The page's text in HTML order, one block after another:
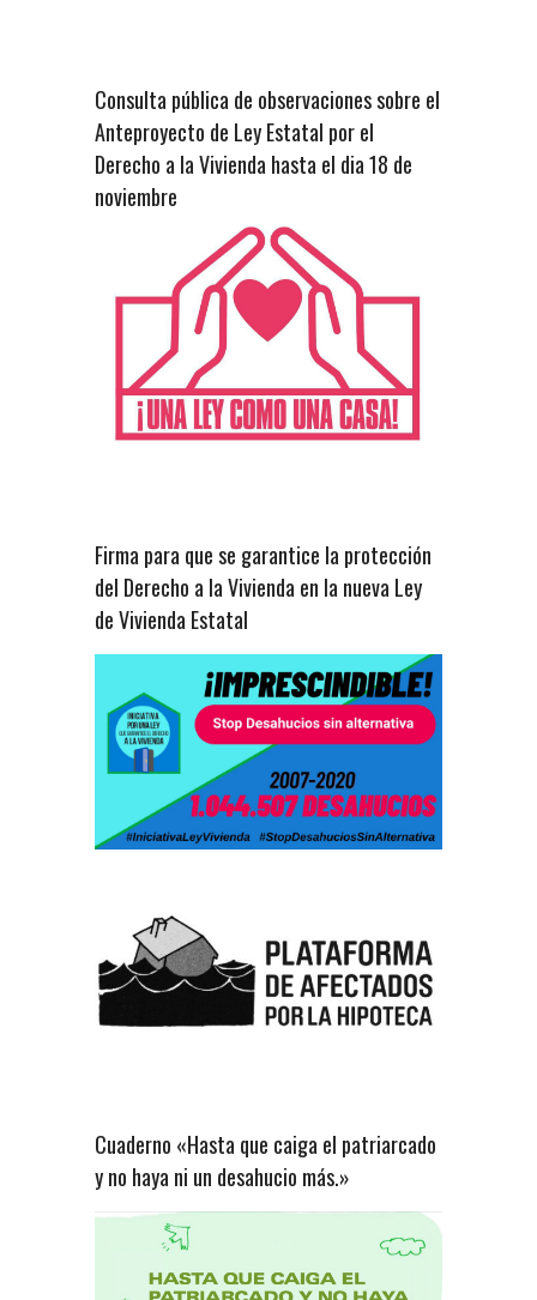
Consulta pública de observaciones sobre el
Anteproyecto de Ley Estatal por el
Derecho a la Vivienda hasta el dia 18 de
noviembre
Firma para que se garantice la protección
del Derecho a la Vivienda en la nueva Ley
de Vivienda Estatal
Cuaderno «Hasta que caiga el patriarcado
y no haya ni un desahucio más.»